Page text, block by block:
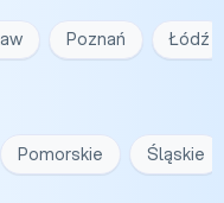
Poznań Łódź
Pomorskie Śląskie